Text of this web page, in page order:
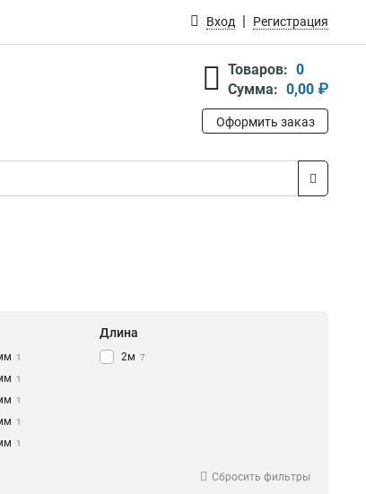
Вход Регистрация
Товаров: 0
Сумма: 0,00 ₽
Оформить заказ
1
1
1
1
1
Длина
2м 7
Сбросить фильтры